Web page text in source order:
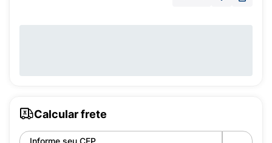
Calcular frete
Informe seu CEP